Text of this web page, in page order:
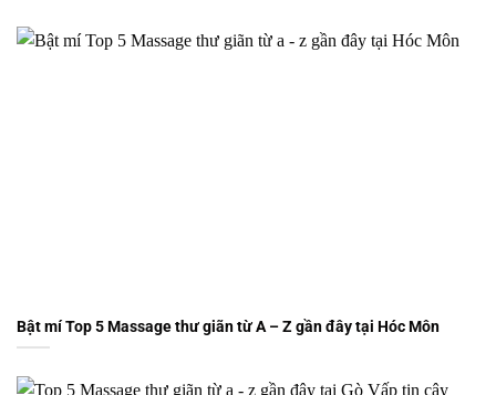
Bật mí Top 5 Massage thư giãn từ A – Z gần đây tại Hóc Môn